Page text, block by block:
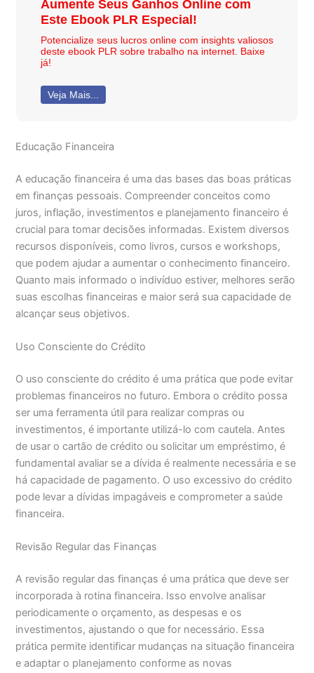
Aumente Seus Ganhos Online com
Este Ebook PLR Especial!
Potencialize seus lucros online com insights valiosos
deste ebook PLR sobre trabalho na internet. Baixe
já!
Veja Mais...
Educação Financeira
A educação financeira é uma das bases das boas práticas
em finanças pessoais. Compreender conceitos como
juros, inflação, investimentos e planejamento financeiro é
crucial para tomar decisões informadas. Existem diversos
recursos disponíveis, como livros, cursos e workshops,
que podem ajudar a aumentar o conhecimento financeiro.
Quanto mais informado o indivíduo estiver, melhores serão
suas escolhas financeiras e maior será sua capacidade de
alcançar seus objetivos.
Uso Consciente do Crédito
O uso consciente do crédito é uma prática que pode evitar
problemas financeiros no futuro. Embora o crédito possa
ser uma ferramenta útil para realizar compras ou
investimentos, é importante utilizá-lo com cautela. Antes
de usar o cartão de crédito ou solicitar um empréstimo, é
fundamental avaliar se a dívida é realmente necessária e se
há capacidade de pagamento. O uso excessivo do crédito
pode levar a dívidas impagáveis e comprometer a saúde
financeira.
Revisão Regular das Finanças
A revisão regular das finanças é uma prática que deve ser
incorporada à rotina financeira. Isso envolve analisar
periodicamente o orçamento, as despesas e os
investimentos, ajustando o que for necessário. Essa
prática permite identificar mudanças na situação financeira
e adaptar o planejamento conforme as novas